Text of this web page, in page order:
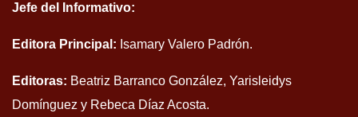
Jefe del Informativo:
Editora Principal: Isamary Valero Padrón.
Editoras: Beatriz Barranco González, Yarisleidys
Domínguez y Rebeca Díaz Acosta.